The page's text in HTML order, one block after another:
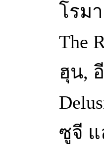
โรม
The
ฮุน,
ซูจี